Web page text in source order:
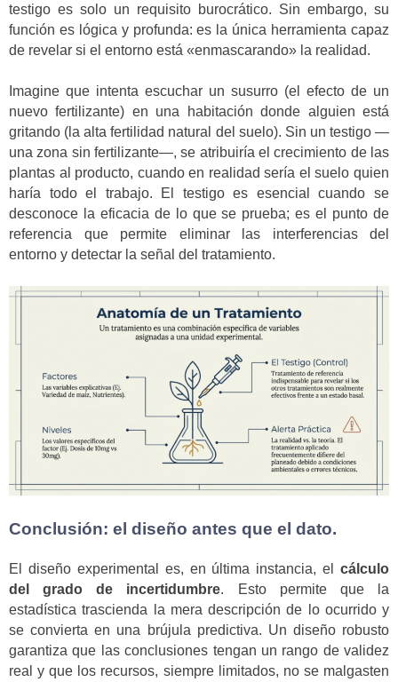
testigo es solo un requisito burocrático. Sin embargo, su
función es lógica y profunda: es la única herramienta capaz
de revelar si el entorno está «enmascarando» la realidad.
Imagine que intenta escuchar un susurro (el efecto de un
nuevo fertilizante) en una habitación donde alguien está
gritando (la alta fertilidad natural del suelo). Sin un testigo —
una zona sin fertilizante—, se atribuiría el crecimiento de las
plantas al producto, cuando en realidad sería el suelo quien
haría todo el trabajo. El testigo es esencial cuando se
desconoce la eficacia de lo que se prueba; es el punto de
referencia que permite eliminar las interferencias del
entorno y detectar la señal del tratamiento.
Conclusión: el diseño antes que el dato.
El diseño experimental es, en última instancia, el cálculo
del grado de incertidumbre. Esto permite que la
estadística trascienda la mera descripción de lo ocurrido y
se convierta en una brújula predictiva. Un diseño robusto
garantiza que las conclusiones tengan un rango de validez
real y que los recursos, siempre limitados, no se malgasten